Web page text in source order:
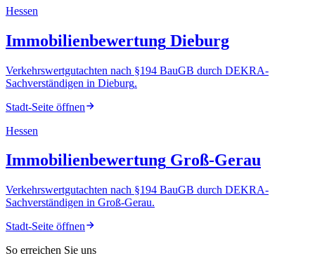
Hessen
Immobilienbewertung Dieburg
Verkehrswertgutachten nach §194 BauGB durch DEKRA-
Sachverständigen in Dieburg.
Stadt-Seite öffnen
Hessen
Immobilienbewertung Groß-Gerau
Verkehrswertgutachten nach §194 BauGB durch DEKRA-
Sachverständigen in Groß-Gerau.
Stadt-Seite öffnen
So erreichen Sie uns